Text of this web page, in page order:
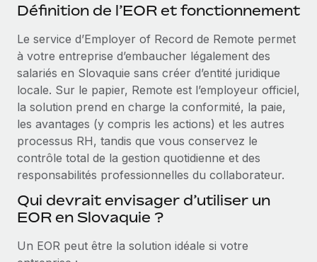
Recevez des conseils d’experts sur les RH à
Contrôles d’antécédents
Simplifiez vos processus de présélection des
candidats
Remote Watchtower
Gardez un temps d’avance sur les risques en
matière de conformité
Achetez et suivez vos équipements informatiques
dans le monde entier
Création d’entité
Conseil en intégrations et automatisations assistées par
ÉTUDES DE CAS
Voir toutes les ressources
BLOG
Paie multipays
EOR et PEO
Taxes
Explorer le blog
Définition de l’EOR et fonctionnement
Le service d’Employer of Record de Remote permet
à votre entreprise d’embaucher légalement des
salariés en Slovaquie sans créer d’entité juridique
locale. Sur le papier, Remote est l’employeur officiel,
la solution prend en charge la conformité, la paie,
les avantages (y compris les actions) et les autres
processus RH, tandis que vous conservez le
contrôle total de la gestion quotidienne et des
responsabilités professionnelles du collaborateur.
Qui devrait envisager d’utiliser un
EOR en Slovaquie ?
Un EOR peut être la solution idéale si votre